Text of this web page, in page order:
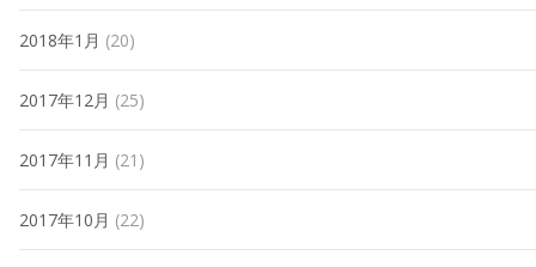
2018年1月 (20)
2017年12月 (25)
2017年11月 (21)
2017年10月 (22)